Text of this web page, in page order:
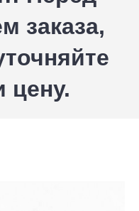
заказа,
цену.